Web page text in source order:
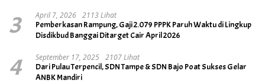
3 April 7, 2026 2113 Lihat
Pemberkasan Rampung, Gaji 2.079 PPPK Paruh Waktu di Lingkup
Disdikbud Banggai Ditarget Cair April 2026
4 September 17, 2025 2107 Lihat
Dari Pulau Terpencil, SDN Tampe & SDN Bajo Poat Sukses Gelar
ANBK Mandiri